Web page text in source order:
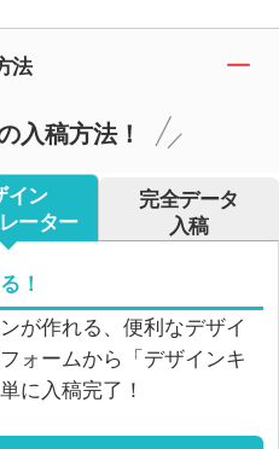
法
入稿方法！
イン
ーター
完全データ
入稿
！
が作れる、便利なデザイ
ォームから「デザインキ
に入稿完了！